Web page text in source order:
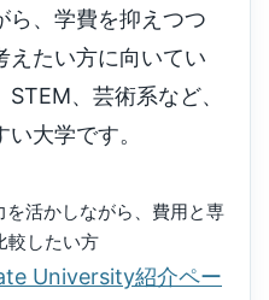
ら、学費を抑えつつ
えたい方に向いてい
、芸術系など、
大学です。
を活かしながら、費用と専
較したい方
University紹介ペー